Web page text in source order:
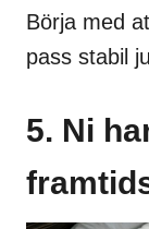
Börja med
pass stabil
5. Ni